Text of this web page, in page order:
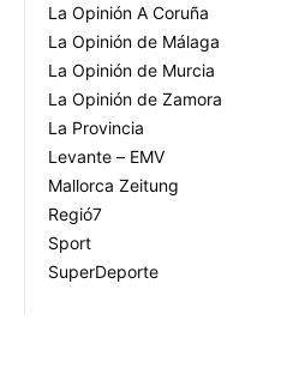
La Opinión A Coruña
La Opinión de Málaga
La Opinión de Murcia
La Opinión de Zamora
La Provincia
Levante – EMV
Mallorca Zeitung
Regió7
Sport
SuperDeporte